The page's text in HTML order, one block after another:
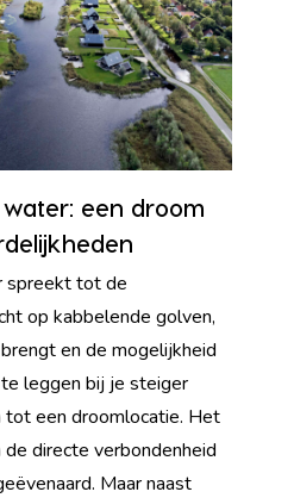
een droom
spreekt tot de
op kabbelende golven,
en de mogelijkheid
leggen bij je steiger
tot een droomlocatie. Het
directe verbondenheid
Maar naast